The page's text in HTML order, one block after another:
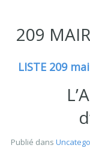
209
LISTE 209
Publié dans